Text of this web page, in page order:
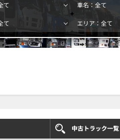
中古トラック一覧